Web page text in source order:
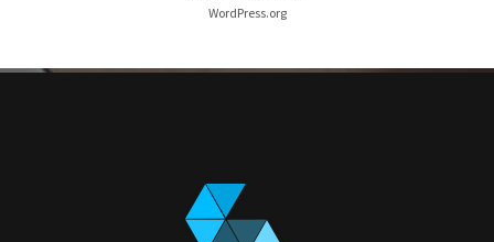
WordPress.org